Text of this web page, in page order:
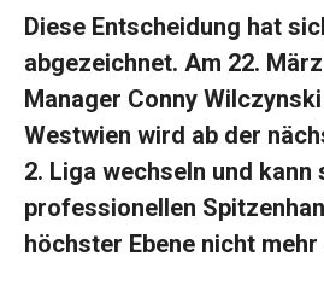
Diese Entscheidung hat
abgezeichnet. Am 22.
Manager Conny W­ilczynski
Westwien wird ab der
2. Liga wechseln und kann
professionellen
höchster Ebene nicht